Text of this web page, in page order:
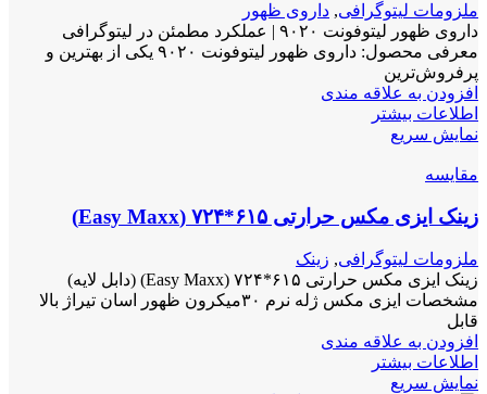
ملزومات لیتوگرافی, داروی ظهور
داروی ظهور لیتوفونت ۹۰۲۰ | عملکرد مطمئن در لیتوگرافی
معرفی محصول: داروی ظهور لیتوفونت ۹۰۲۰ یکی از بهترین و
پرفروش‌ترین
افزودن به علاقه مندی
اطلاعات بیشتر
نمایش سریع
مقايسه
زینک ایزی مکس حرارتی ۶۱۵*۷۲۴ (Easy Maxx)
ملزومات لیتوگرافی, زینک
زینک ایزی مکس حرارتی ۶۱۵*۷۲۴ (Easy Maxx) (دابل لایه)
مشخصات ایزی مکس ژله نرم ۳۰میکرون ظهور اسان تیراژ بالا
قابل
افزودن به علاقه مندی
اطلاعات بیشتر
نمایش سریع